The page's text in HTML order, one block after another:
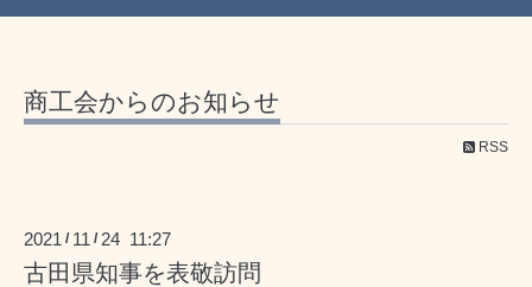
商工会からのお知らせ
RSS
2021 / 11 / 24 11:27
古田県知事を表敬訪問